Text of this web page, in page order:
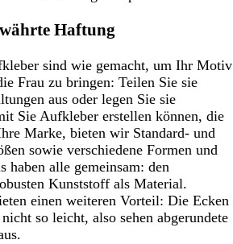
Haftung
sind wie gemacht, um Ihr Motiv
Frau zu bringen: Teilen Sie sie
aus oder legen Sie sie
Sie Aufkleber erstellen können, die
Marke, bieten wir Standard- und
sowie verschiedene Formen und
haben alle gemeinsam: den
Kunststoff als Material.
einen weiteren Vorteil: Die Ecken
so leicht, also sehen abgerundete